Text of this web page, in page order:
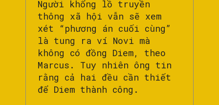
Người khổng lồ truyền
thông xã hội vẫn sẽ xem
xét “phương án cuối cùng”
là tung ra ví Novi mà
không có đồng Diem, theo
Marcus. Tuy nhiên ông tin
rằng cả hai đều cần thiết
để Diem thành công.